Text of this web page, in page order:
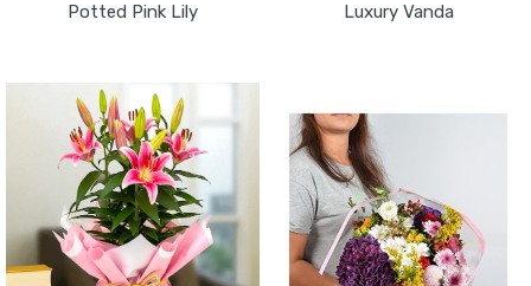
Potted Pink Lily Luxury Vanda